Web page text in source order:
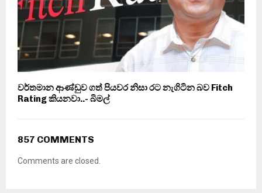
වර්තමාන ආණ්ඩුව ගත් පියවර නිසා රට නැගිටින බව Fitch
Rating කියනවා..- බිමල්
857 COMMENTS
Comments are closed.